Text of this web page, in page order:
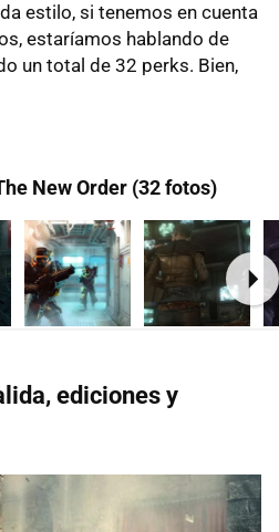
estilo, si tenemos en cuenta
estaríamos hablando de
un total de 32 perks. Bien,
New Order (32 fotos)
ediciones y